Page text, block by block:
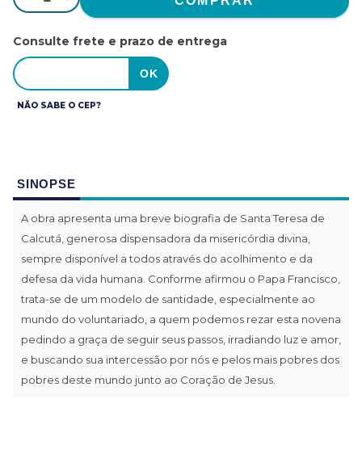
Consulte frete e prazo de entrega
NÃO SABE O CEP?
SINOPSE
A obra apresenta uma breve biografia de Santa Teresa de
Calcutá, generosa dispensadora da misericórdia divina,
sempre disponível a todos através do acolhimento e da
defesa da vida humana. Conforme afirmou o Papa Francisco,
trata-se de um modelo de santidade, especialmente ao
mundo do voluntariado, a quem podemos rezar esta novena
pedindo a graça de seguir seus passos, irradiando luz e amor,
e buscando sua intercessão por nós e pelos mais pobres dos
pobres deste mundo junto ao Coração de Jesus.